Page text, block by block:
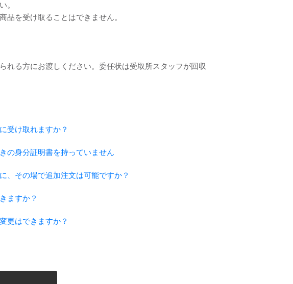
。
を受け取ることはできません。
る方にお渡しください。委任状は受取所スタッフが回収
受け取れますか？
の身分証明書を持っていません
、その場で追加注文は可能ですか？
ますか？
更はできますか？